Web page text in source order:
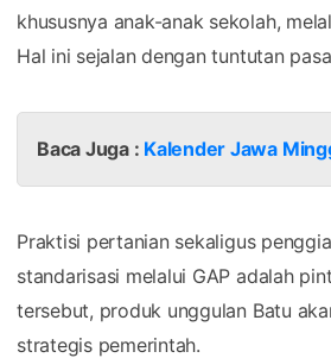
khususnya anak-anak sekolah,
Hal ini sejalan dengan tuntutan
Baca Juga : Kalender Jawa
​Praktisi pertanian sekaligus
standarisasi melalui GAP adalah
tersebut, produk unggulan Batu
strategis pemerintah.